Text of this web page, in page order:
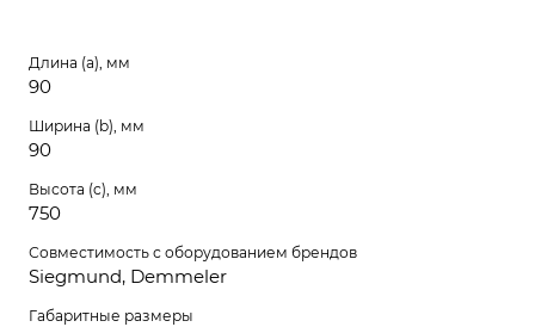
Длина (a), мм
90
Ширина (b), мм
90
Высота (c), мм
750
Совместимость с оборудованием брендов
Siegmund, Demmeler
Габаритные размеры